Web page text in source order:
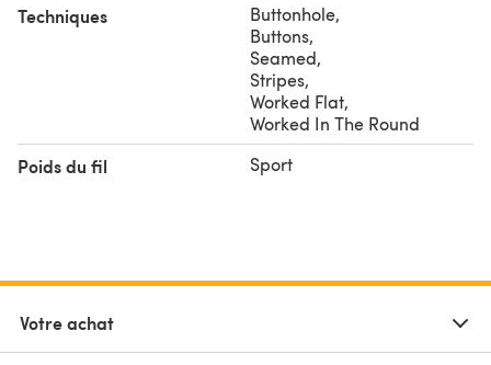
Techniques Buttonhole,
Buttons,
Seamed,
Stripes,
Worked Flat,
Worked In The Round
Poids du fil Sport
Votre achat